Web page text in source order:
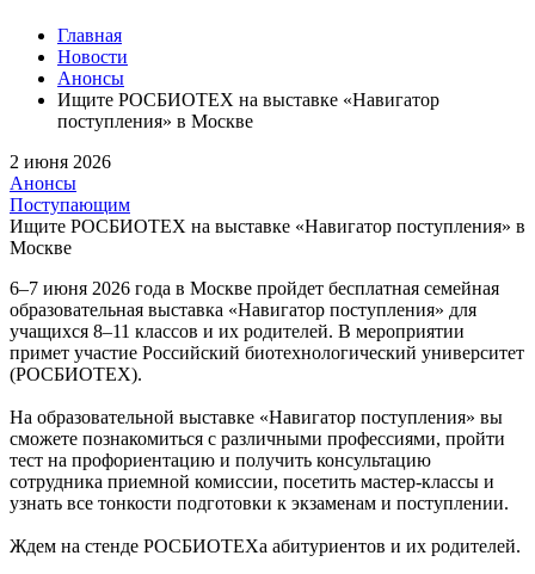
Главная
Новости
Анонсы
Ищите РОСБИОТЕХ на выставке «Навигатор
поступления» в Москве
2 июня 2026
Анонсы
Поступающим
Ищите РОСБИОТЕХ на выставке «Навигатор поступления» в
Москве
6–7 июня 2026 года в Москве пройдет бесплатная семейная
образовательная выставка «Навигатор поступления» для
учащихся 8–11 классов и их родителей. В мероприятии
примет участие Российский биотехнологический университет
(РОСБИОТЕХ).
На образовательной выставке «Навигатор поступления» вы
сможете познакомиться с различными профессиями, пройти
тест на профориентацию и получить консультацию
сотрудника приемной комиссии, посетить мастер-классы и
узнать все тонкости подготовки к экзаменам и поступлении.
Ждем на стенде РОСБИОТЕХа абитуриентов и их родителей.